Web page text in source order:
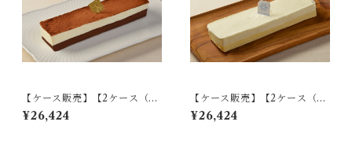
【ケース販売】【2ケース（計
36個入り）】クリュショコラ
フロマージュ
¥26,424
【ケース販売】【2ケース（計
36個入り）】クリュフロマー
ジュ
¥26,424